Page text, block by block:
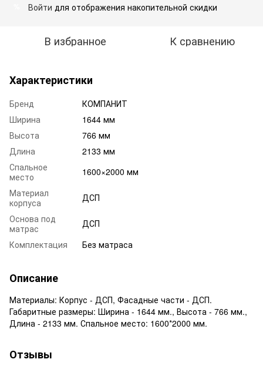
Войти для отображения накопительной скидки
В избранное К сравнению
Характеристики
Бренд
КОМПАНИТ
Ширина
1644 мм
Высота
766 мм
Длина
2133 мм
Спальное
место
1600×2000 мм
Материал
корпуса
ДСП
Основа под
матрас
ДСП
Комплектация
Без матраса
Описание
Материалы: Корпус - ДСП, Фасадные части - ДСП.
Габаритные размеры: Ширина - 1644 мм., Высота - 766 мм.,
Длина - 2133 мм. Спальное место: 1600*2000 мм.
Отзывы